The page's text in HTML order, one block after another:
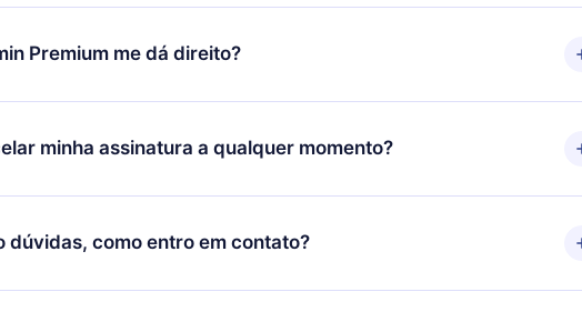
só se aplicará a partir do próximo período de cobrança. Por
decidiu mudar sua assinatura mensal para anual, após confirmar a
o plano anual, o novo plano só será aplicado e cobrado após o aniversário
Premium me dá direito?
é um plano que te garante acesso a toda nossa biblioteca de 2500+
em 3 línguas (Inglês, espanhol e português) que você pode ler ou
momento através do nosso aplicativo disponível para iOS, Android e
minha assinatura a qualquer momento?
por não renovar sua assinatura do 12min, você pode cancelar a
e o próximo ciclo de cobrança não ocorrerá.
dúvidas, como entro em contato?
para entrar em contato porsupport@12min.com.